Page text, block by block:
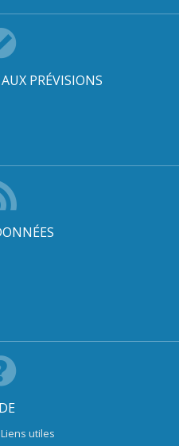
PRÉVISIONS
Liens utiles